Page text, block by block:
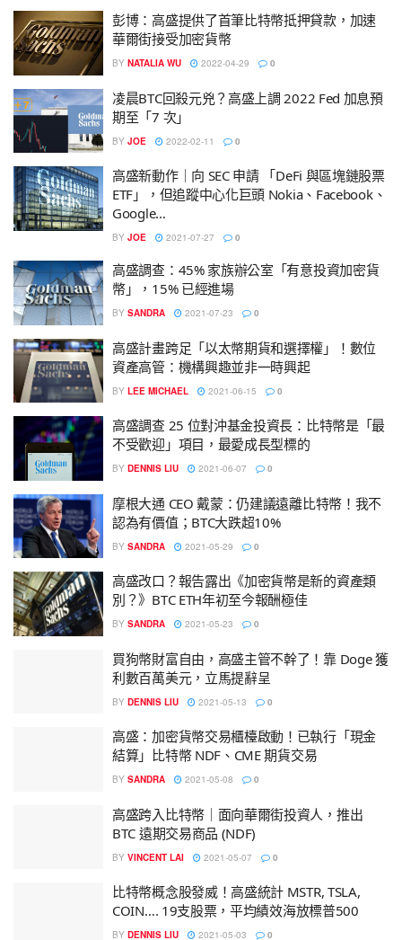
彭博：高盛提供了首筆比特幣抵押貸款，加速
華爾街接受加密貨幣
BY NATALIA WU 2022-04-29 0
凌晨BTC回殺元兇？高盛上調 2022 Fed 加息預
期至「7 次」
BY JOE 2022-02-11 0
高盛新動作｜向 SEC 申請 「DeFi 與區塊鏈股票
ETF」，但追蹤中心化巨頭 Nokia、Facebook、
Google…
BY JOE 2021-07-27 0
高盛調查：45% 家族辦公室「有意投資加密貨
幣」，15% 已經進場
BY SANDRA 2021-07-23 0
高盛計畫跨足「以太幣期貨和選擇權」！數位
資產高管：機構興趣並非一時興起
BY LEE MICHAEL 2021-06-15 0
高盛調查 25 位對沖基金投資長：比特幣是「最
不受歡迎」項目，最愛成長型標的
BY DENNIS LIU 2021-06-07 0
摩根大通 CEO 戴蒙：仍建議遠離比特幣！我不
認為有價值；BTC大跌超10%
BY SANDRA 2021-05-29 0
高盛改口？報告露出《加密貨幣是新的資產類
別？》BTC ETH年初至今報酬極佳
BY SANDRA 2021-05-23 0
買狗幣財富自由，高盛主管不幹了！靠 Doge 獲
利數百萬美元，立馬提辭呈
BY DENNIS LIU 2021-05-13 0
高盛：加密貨幣交易櫃檯啟動！已執行「現金
結算」比特幣 NDF、CME 期貨交易
BY SANDRA 2021-05-08 0
高盛跨入比特幣｜面向華爾街投資人，推出
BTC 遠期交易商品 (NDF)
BY VINCENT LAI 2021-05-07 0
比特幣概念股發威！高盛統計 MSTR, TSLA,
COIN…. 19支股票，平均績效海放標普500
BY DENNIS LIU 2021-05-03 0